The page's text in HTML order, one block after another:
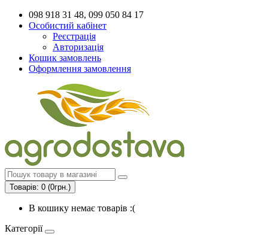
098 918 31 48, 099 050 84 17
Особистий кабінет
Реєстрація
Авторизація
Кошик замовлень
Оформлення замовлення
Товарів: 0 (0грн.)
В кошику немає товарів :(
Категорії